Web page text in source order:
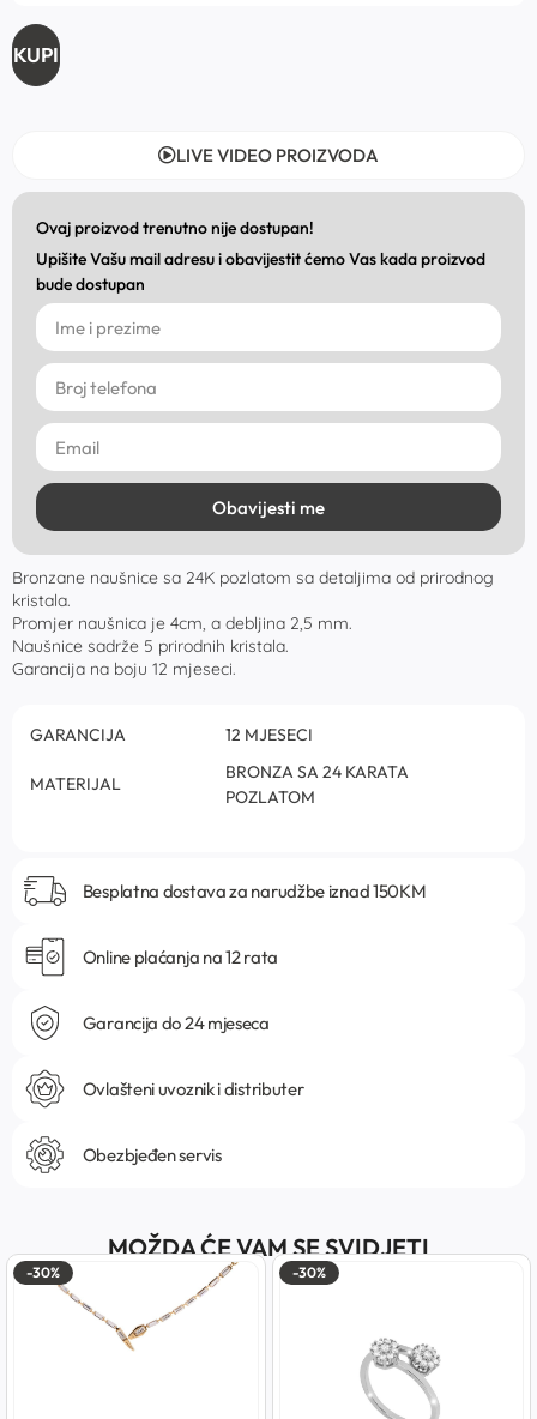
KUPI
LIVE VIDEO PROIZVODA
Ovaj proizvod trenutno nije dostupan!
Upišite Vašu mail adresu i obavijestit ćemo Vas kada proizvod
bude dostupan
Obavijesti me
Bronzane naušnice sa 24K pozlatom sa detaljima od prirodnog
kristala.
Promjer naušnica je 4cm, a debljina 2,5 mm.
Naušnice sadrže 5 prirodnih kristala.
Garancija na boju 12 mjeseci.
GARANCIJA 12 MJESECI
MATERIJAL
BRONZA SA 24 KARATA
POZLATOM
Besplatna dostava za narudžbe iznad 150KM
Online plaćanja na 12 rata
Garancija do 24 mjeseca
Ovlašteni uvoznik i distributer
Obezbjeđen servis
MOŽDA ĆE VAM SE SVIDJETI
-30% -30%